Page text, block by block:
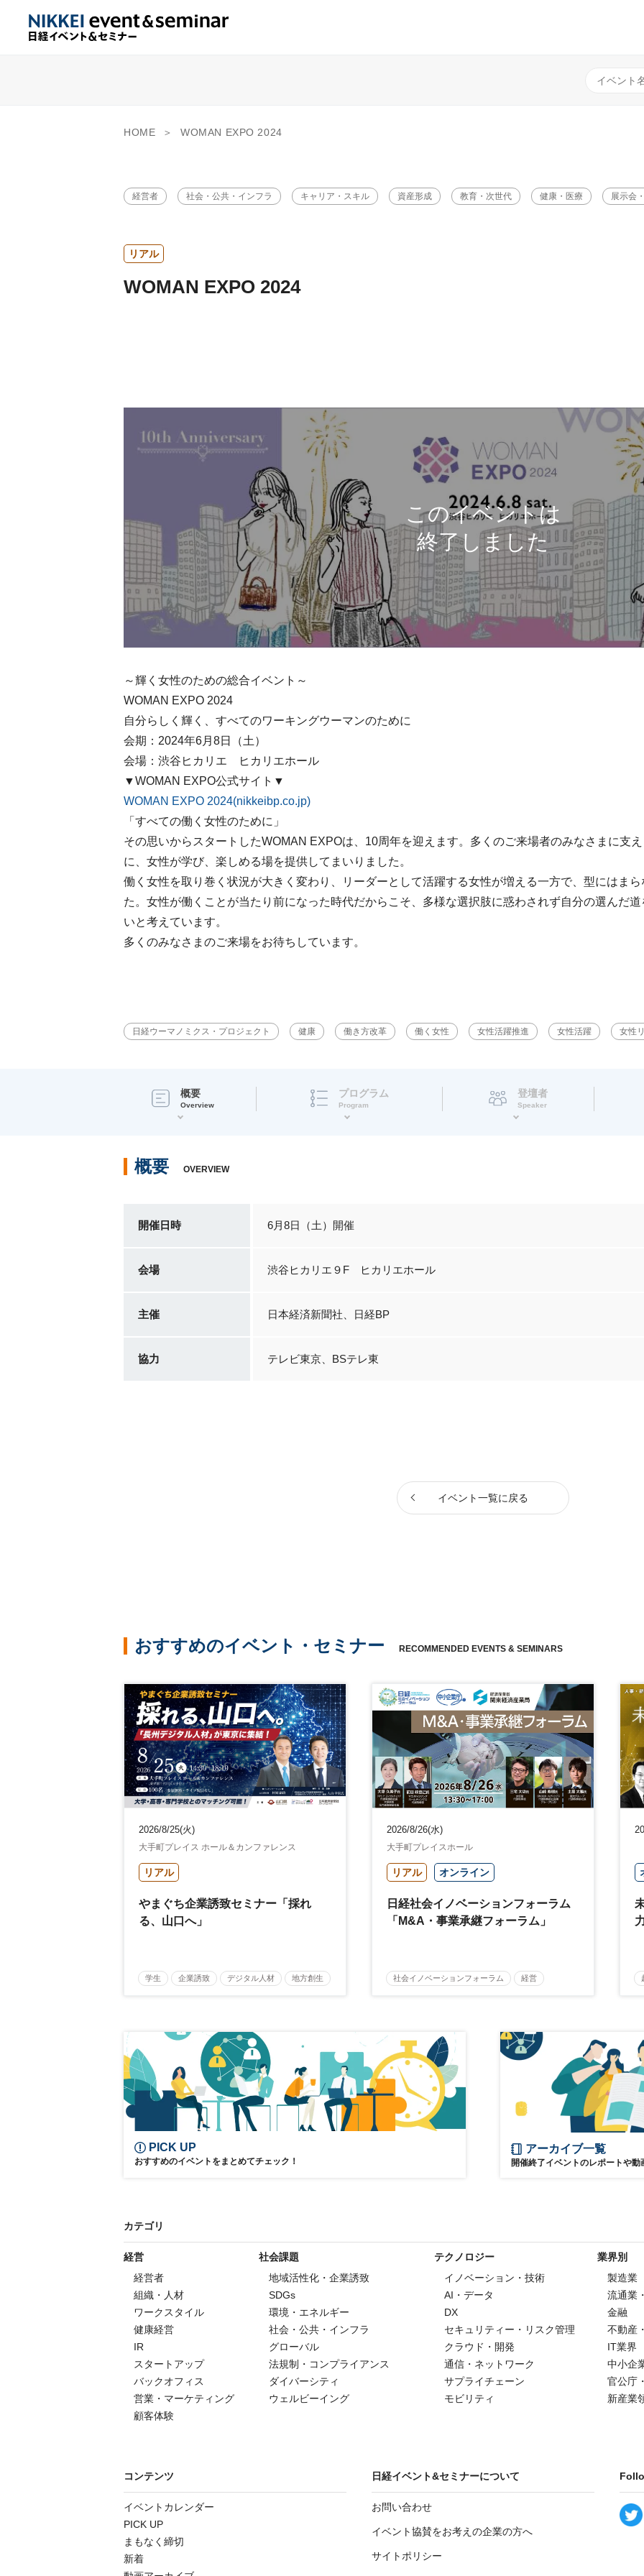
HOME WOMAN EXPO 2024
経営者 社会・公共・インフラ キャリア・スキル 資産形成 教育・次世代 健康・医療 展示会
リアル
WOMAN EXPO 2024
～輝く女性のための総合イベント～
WOMAN EXPO 2024
自分らしく輝く、すべてのワーキングウーマンのために
会期：2024年6月8日（土）
会場：渋谷ヒカリエ ヒカリエホール
▼WOMAN EXPO公式サイト▼
WOMAN EXPO 2024(nikkeibp.co.jp)
「すべての働く女性のために」
その思いからスタートしたWOMAN EXPOは、10周年を迎えます。多くのご来場者のみなさまに支
に、女性が学び、楽しめる場を提供してまいりました。
働く女性を取り巻く状況が大きく変わり、リーダーとして活躍する女性が増える一方で、型にはま
た。女性が働くことが当たり前になった時代だからこそ、多様な選択肢に惑わされず自分の選んだ
いと考えています。
多くのみなさまのご来場をお待ちしています。
日経ウーマノミクス・プロジェクト 健康 働き方改革 働く女性 女性活躍推進 女性活躍 女性
概要
Overview
プログラム
Program
登壇者
Speaker
概要 OVERVIEW
開催日時 6月8日（土）開催
会場 渋谷ヒカリエ９F ヒカリエホール
主催 日本経済新聞社、日経BP
協力 テレビ東京、BSテレ東
イベント一覧に戻る
おすすめのイベント・セミナー RECOMMENDED EVENTS & SEMINARS
2026/8/25(火)
大手町プレイス ホール＆カンファレンス
リアル
やまぐち企業誘致セミナー「採れ
る、山口へ」
学生 企業誘致 デジタル人材 地方創生
2026/8/26(水)
大手町プレイスホール
リアル オンライン
日経社会イノベーションフォーラム
「M&A・事業承継フォーラム」
社会イノベーションフォーラム 経営
PICK UP
おすすめのイベントをまとめてチェック！
アーカイブ一覧
開催終了イベントのレポートや動
カテゴリ
経営
経営者
組織・人材
ワークスタイル
健康経営
IR
スタートアップ
バックオフィス
営業・マーケティング
顧客体験
社会課題
地域活性化・企業誘致
SDGs
環境・エネルギー
社会・公共・インフラ
グローバル
法規制・コンプライアンス
ダイバーシティ
ウェルビーイング
テクノロジー
イノベーション・技術
AI・データ
DX
セキュリティー・リスク管理
クラウド・開発
通信・ネットワーク
サプライチェーン
モビリティ
業界別
製造業
流通業
金融
不動産
IT業界
中小企
官公庁
新産業
コンテンツ
イベントカレンダー
PICK UP
まもなく締切
新着
日経イベント&セミナーについて
お問い合わせ
イベント協賛をお考えの企業の方へ
サイトポリシー